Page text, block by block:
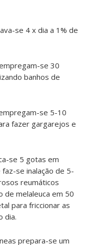
se 4 x dia a 1% de
se 30
banhos de
se 5-10
fazer gargarejos e
se 5 gotas em
se inalação de 5-
reumáticos
melaleuca em 50
para friccionar as
dia.
prepara-se um